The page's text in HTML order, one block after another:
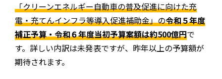
「クリーンエネルギー自動車の普及促進に向けた充
電・充てんインフラ等導入促進補助金」の令和５年度
補正予算・令和６年度当初予算案額は約500億円で
す。詳しい内訳は未発表ですが、昨年以上の予算額が
期待されます。